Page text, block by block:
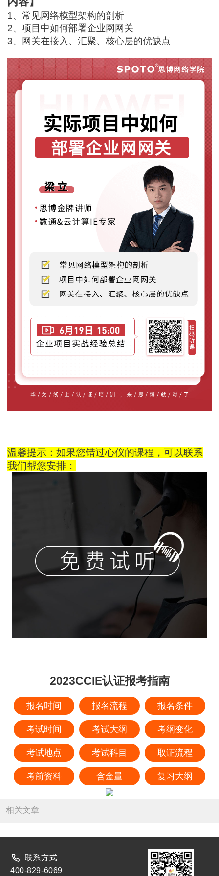
1、常见网络模型架构的剖析
2、项目中如何部署企业网网关
3、网关在接入、汇聚、核心层的优缺点
温馨提示：如果您错过心仪的课程，可以联系
我们帮您安排：
2023CCIE认证报考指南
报名时间 报名流程 报名条件
考试时间 考试大纲 考纲变化
考试地点 考试科目 取证流程
考前资料 含金量 复习大纲
相关文章
联系方式
400-829-6069